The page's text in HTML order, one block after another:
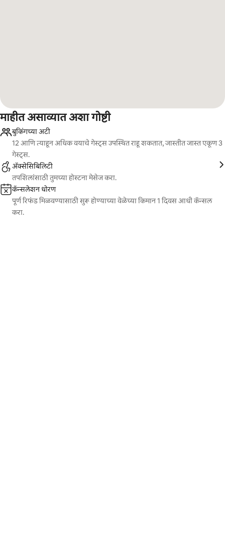
माहीत असाव्यात अशा गोष्टी
बुकिंगच्या अटी
12 आणि त्याहून अधिक वयाचे गेस्ट्स उपस्थित राहू शकतात, जास्तीत जास्त एकूण 3
गेस्ट्स.
ॲक्सेसिबिलिटी
तपशिलांसाठी तुमच्या होस्टना मेसेज करा.
कॅन्सलेशन धोरण
पूर्ण रिफंड मिळवण्यासाठी सुरू होण्याच्या वेळेच्या किमान 1 दिवस आधी कॅन्सल
करा.